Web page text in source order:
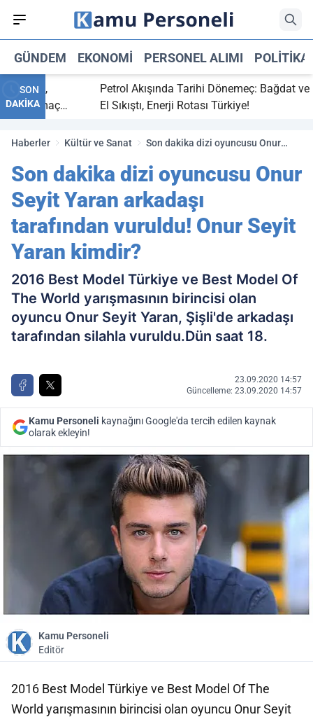
GÜNDEM EKONOMI PERSONEL ALIMI POLITIKA
SON
DAKİKA
bitti,
maç
Petrol Akışında Tarihi Dönemeç: Bağdat ve Erbil
El Sıkıştı, Enerji Rotası Türkiye!
Haberler Kültür ve Sanat
Son dakika dizi oyuncusu Onur
vuruldu! Onur Seyit Yaran kimdir?
Son dakika dizi oyuncusu Onur
Seyit Yaran arkadaşı
tarafından vuruldu! Onur Seyit
Yaran kimdir?
2016 Best Model Türkiye ve Best Model Of
The World yarışmasının birincisi olan
oyuncu Onur Seyit Yaran, Şişli'de arkadaşı
tarafından silahla vuruldu.Dün saat 18.
23.09.2020 14:57
Güncelleme: 23.09.2020 14:57
Kamu Personeli kaynağını Google'da tercih edilen kaynak
olarak ekleyin!
Kamu Personeli
Editör
2016 Best Model Türkiye ve Best Model Of The
World yarışmasının birincisi olan oyuncu Onur Seyit